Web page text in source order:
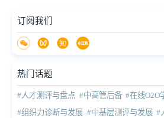
订阅我们
热门话题
#人才测评与盘点 #中高管后备 #在线O2O
#组织力诊断与发展 #中基层测评与发展 #